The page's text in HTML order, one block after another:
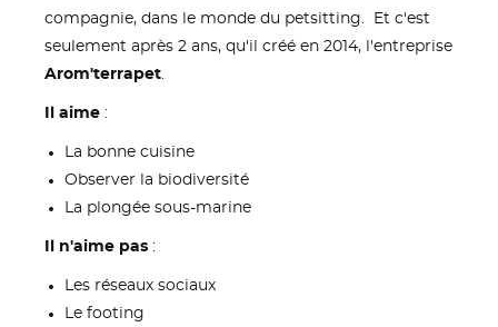
compagnie, dans le monde du petsitting. Et c'est
seulement après 2 ans, qu'il créé en 2014, l'entreprise
Arom'terrapet.
Il aime :
La bonne cuisine
Observer la biodiversité
La plongée sous-marine
Il n'aime pas :
Les réseaux sociaux
Le footing